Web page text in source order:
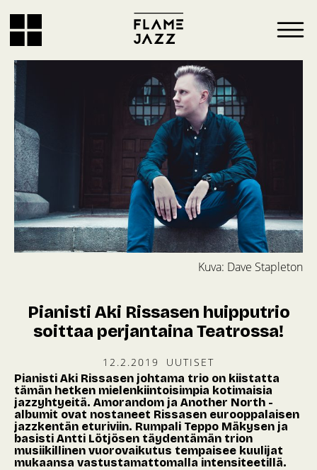
Kuva: Dave Stapleton
Pianisti Aki Rissasen huipputrio
soittaa perjantaina Teatrossa!
12.2.2019
UUTISET
Pianisti Aki Rissasen johtama trio on kiistatta
tämän hetken mielenkiintoisimpia kotimaisia
jazzyhtyeitä. Amorandom ja Another North -
albumit ovat nostaneet Rissasen eurooppalaisen
jazzkentän eturiviin. Rumpali Teppo Mäkysen ja
basisti Antti Lötjösen täydentämän trion
musiikillinen vuorovaikutus tempaisee kuulijat
mukaansa vastustamattomalla intensiteetillä.